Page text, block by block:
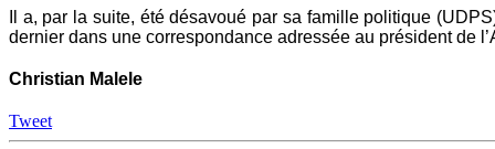
Il a, par la suite, été désavoué par sa famille politique
dernier dans une correspondance adressée au président de
Christian Malele
Tweet